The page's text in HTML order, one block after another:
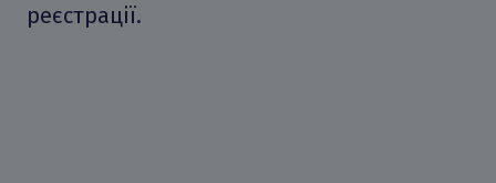
реєстрації.